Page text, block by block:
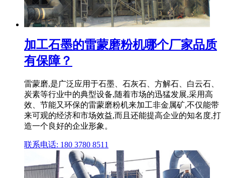
加工石墨的雷蒙磨粉机哪个厂家品质
有保障？
雷蒙磨,是广泛应用于石墨、石灰石、方解石、白云石、
炭素等行业中的典型设备,随着市场的迅猛发展,采用高
效、节能又环保的雷蒙磨粉机来加工非金属矿,不仅能带
来可观的经济和市场效益,而且还能提高企业的知名度,打
造一个良好的企业形象。
联系电话: 180 3780 8511